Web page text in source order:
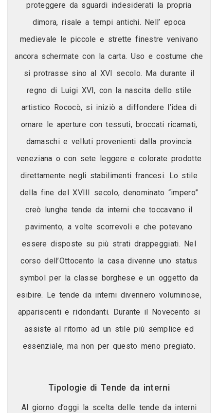
proteggere da sguardi indesiderati la propria
dimora, risale a tempi antichi. Nell’ epoca
medievale le piccole e strette finestre venivano
ancora schermate con la carta. Uso e costume che
si protrasse sino al XVI secolo. Ma durante il
regno di Luigi XVI, con la nascita dello stile
artistico Rococò, si iniziò a diffondere l’idea di
ornare le aperture con tessuti, broccati ricamati,
damaschi e velluti provenienti dalla provincia
veneziana o con sete leggere e colorate prodotte
direttamente negli stabilimenti francesi. Lo stile
della fine del XVIII secolo, denominato “impero”
creò lunghe tende da interni che toccavano il
pavimento, a volte scorrevoli e che potevano
essere disposte su più strati drappeggiati. Nel
corso dell’Ottocento la casa divenne uno status
symbol per la classe borghese e un oggetto da
esibire. Le tende da interni divennero voluminose,
appariscenti e ridondanti. Durante il Novecento si
assiste al ritorno ad un stile più semplice ed
essenziale, ma non per questo meno pregiato.
Tipologie di Tende da interni
Al giorno d’oggi la scelta delle tende da interni